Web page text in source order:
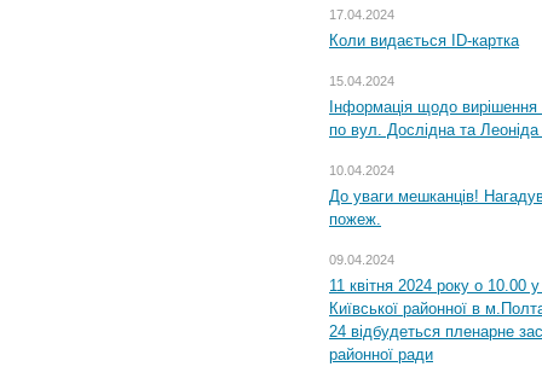
17.04.2024
Коли видається ID-картка
15.04.2024
Інформація щодо
по вул. Дослідна та Леоніда
10.04.2024
До уваги мешканців!
пожеж.
09.04.2024
11 квітня 2024 року о 10.00
Київської районної в
24 відбудеться пленарне
районної ради